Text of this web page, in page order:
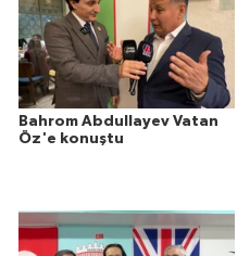
Bahrom Abdullayev Vatan
Öz'e konuştu